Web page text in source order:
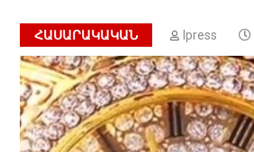
ՀԱՍԱՐԱԿԱԿԱՆ Ipress